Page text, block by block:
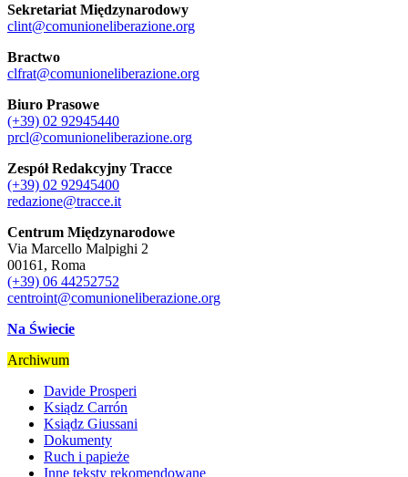
Sekretariat Międzynarodowy
clint@comunioneliberazione.org
Bractwo
clfrat@comunioneliberazione.org
Biuro Prasowe
(+39) 02 92945440
prcl@comunioneliberazione.org
Zespół Redakcyjny Tracce
(+39) 02 92945400
redazione@tracce.it
Centrum Międzynarodowe
Via Marcello Malpighi 2
00161, Roma
(+39) 06 44252752
centroint@comunioneliberazione.org
Na Świecie
Archiwum
Davide Prosperi
Ksiądz Carrón
Ksiądz Giussani
Dokumenty
Ruch i papieże
Inne teksty rekomendowane